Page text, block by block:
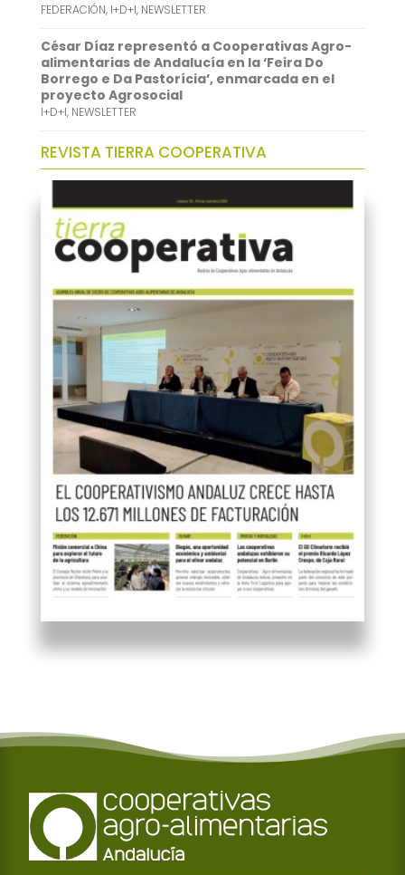
FEDERACIÓN, I+D+I, NEWSLETTER
César Díaz representó a Cooperativas Agro-
alimentarias de Andalucía en la ‘Feira Do
Borrego e Da Pastorícia’, enmarcada en el
proyecto Agrosocial
I+D+I, NEWSLETTER
REVISTA TIERRA COOPERATIVA